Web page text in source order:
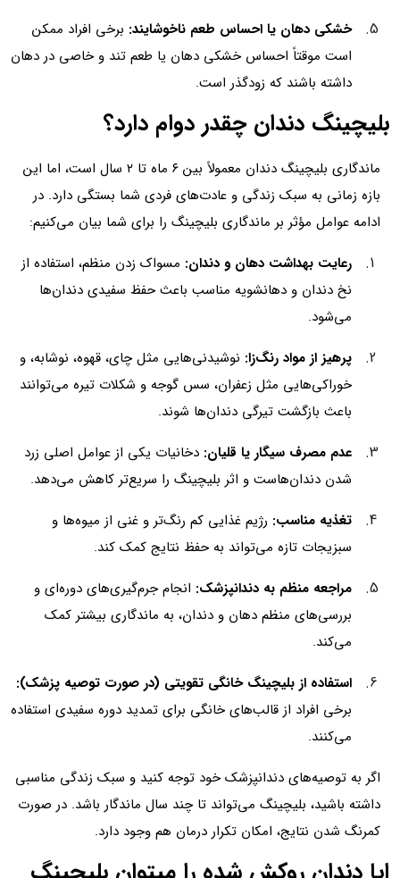
خشکی دهان یا احساس طعم ناخوشایند: برخی افراد ممکن
است موقتاً احساس خشکی دهان یا طعم تند و خاصی در دهان
داشته باشند که زودگذر است.
بلیچینگ دندان چقدر دوام دارد؟
ماندگاری بلیچینگ دندان معمولاً بین ۶ ماه تا ۲ سال است، اما این
بازه زمانی به سبک زندگی و عادت‌های فردی شما بستگی دارد. در
ادامه عوامل مؤثر بر ماندگاری بلیچینگ را برای شما بیان می‌کنیم:
رعایت بهداشت دهان و دندان: مسواک زدن منظم، استفاده از
نخ دندان و دهانشویه مناسب باعث حفظ سفیدی دندان‌ها
می‌شود.
پرهیز از مواد رنگ‌زا: نوشیدنی‌هایی مثل چای، قهوه، نوشابه، و
خوراکی‌هایی مثل زعفران، سس گوجه و شکلات تیره می‌توانند
باعث بازگشت تیرگی دندان‌ها شوند.
عدم مصرف سیگار یا قلیان: دخانیات یکی از عوامل اصلی زرد
شدن دندان‌هاست و اثر بلیچینگ را سریع‌تر کاهش می‌دهد.
تغذیه مناسب: رژیم غذایی کم رنگ‌تر و غنی از میوه‌ها و
سبزیجات تازه می‌تواند به حفظ نتایج کمک کند.
مراجعه منظم به دندانپزشک: انجام جرم‌گیری‌های دوره‌ای و
بررسی‌های منظم دهان و دندان، به ماندگاری بیشتر کمک
می‌کند.
استفاده از بلیچینگ خانگی تقویتی (در صورت توصیه پزشک):
برخی افراد از قالب‌های خانگی برای تمدید دوره سفیدی استفاده
می‌کنند.
اگر به توصیه‌های دندانپزشک خود توجه کنید و سبک زندگی مناسبی
داشته باشید، بلیچینگ می‌تواند تا چند سال ماندگار باشد. در صورت
کمرنگ شدن نتایج، امکان تکرار درمان هم وجود دارد.